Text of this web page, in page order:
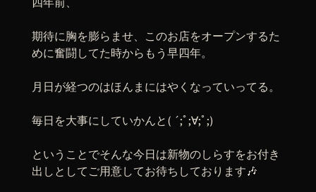
期待に胸を膨らませ、このお店をオープンするた
めに奮闘してた時からもう早四年。
月日が経つのはほんまにはやくなっていってる。
毎日を大事にしていかんと( ´;ﾟ;∀;ﾟ;)
ということでそんな今日は新物のしらすをお付き
出しとしてご用意してお待ちしております🎶